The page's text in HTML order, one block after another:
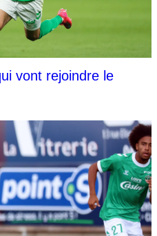
vont rejoindre le